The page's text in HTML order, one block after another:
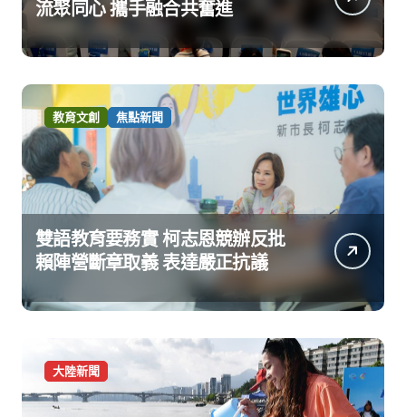
流聚同心 攜手融合共奮進
教育文創 焦點新聞
雙語教育要務實 柯志恩競辦反批
賴陣營斷章取義 表達嚴正抗議
大陸新聞